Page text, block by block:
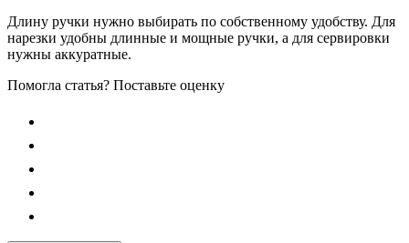
Длину ручки нужно выбирать по собственному удобству. Для
нарезки удобны длинные и мощные ручки, а для сервировки
нужны аккуратные.
Помогла статья? Поставьте оценку